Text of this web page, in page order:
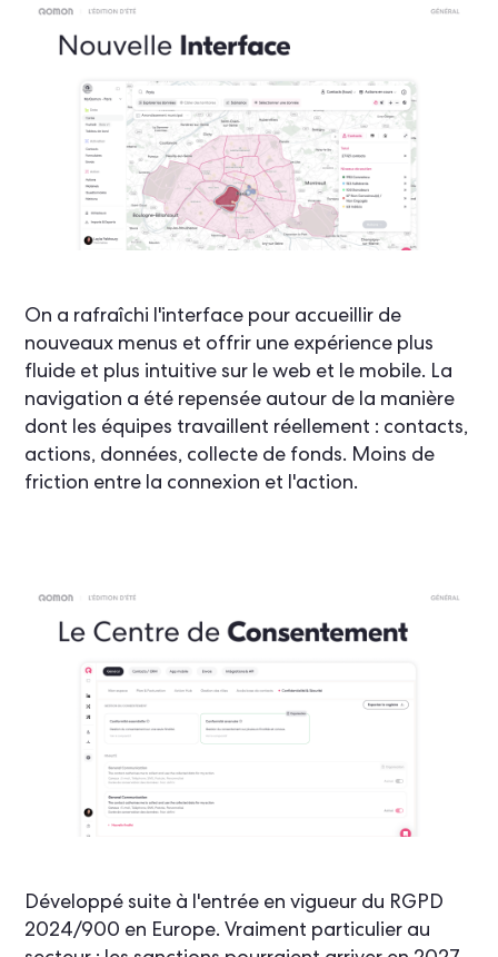
On a rafraîchi l'interface pour accueillir de
nouveaux menus et offrir une expérience plus
fluide et plus intuitive sur le web et le mobile. La
navigation a été repensée autour de la manière
dont les équipes travaillent réellement : contacts,
actions, données, collecte de fonds. Moins de
friction entre la connexion et l'action.
Développé suite à l'entrée en vigueur du RGPD
2024/900 en Europe. Vraiment particulier au